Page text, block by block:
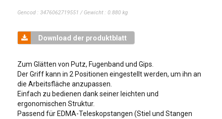
Gencod : 3476062719551 / Gewicht : 0.880 kg
Download der produktblatt
Zum Glätten von Putz, Fugenband und Gips.
Der Griff kann in 2 Positionen eingestellt werden, um ihn an
die Arbeitsfläche anzupassen.
Einfach zu bedienen dank seiner leichten und
ergonomischen Struktur.
Passend für EDMA-Teleskopstangen (Stiel und Stangen